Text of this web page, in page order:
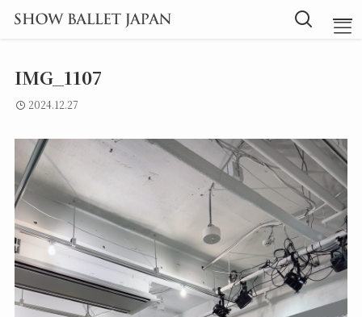
Message
Instructor
Lesson
Blog
IMG_1107
2024.12.27